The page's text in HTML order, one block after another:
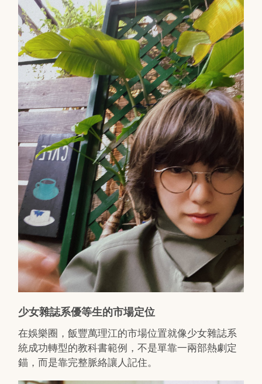
少女雜誌系優等生的市場定位
在娛樂圈，飯豐萬理江的市場位置就像少女雜誌系
統成功轉型的教科書範例，不是單靠一兩部熱劇定
錨，而是靠完整脈絡讓人記住。